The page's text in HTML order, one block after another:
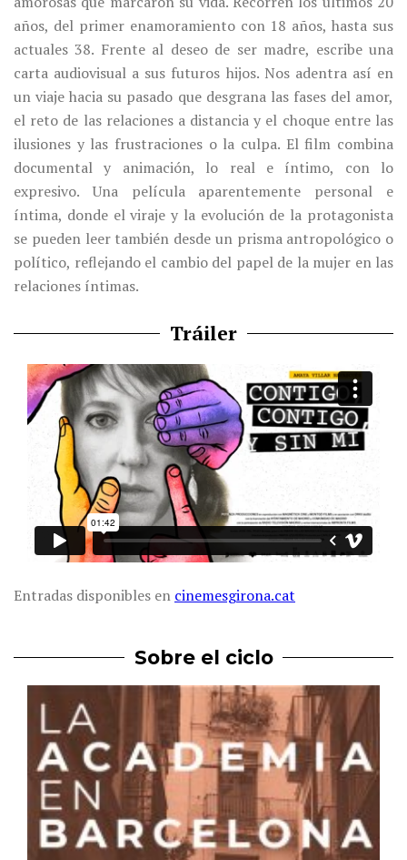
años, del primer enamoramiento con 18 años, hasta sus
actuales 38. Frente al deseo de ser madre, escribe una
carta audiovisual a sus futuros hijos. Nos adentra así en
un viaje hacia su pasado que desgrana las fases del amor,
el reto de las relaciones a distancia y el choque entre las
ilusiones y las frustraciones o la culpa. El film combina
documental y animación, lo real e íntimo, con lo
expresivo.
Una película aparentemente personal e
íntima, donde el viraje y la evolución de la protagonista
se pueden leer también desde un prisma antropológico o
político, reflejando el cambio del papel de la mujer en las
relaciones íntimas.
Tráiler
Entradas disponibles en cinemesgirona.cat
Sobre el ciclo